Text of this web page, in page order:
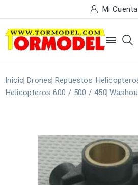
Mi Cuenta

Inicio Drones Repuestos
Helicopteros 600 / 500 / 450